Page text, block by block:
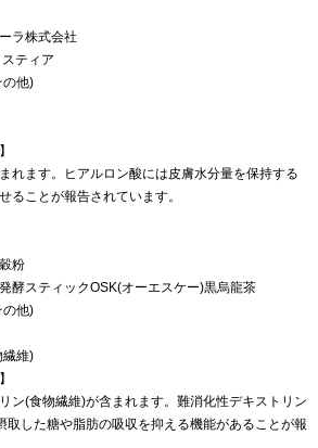
ラ株式会社
ティア
の他)
れます。ヒアルロン酸には皮膚水分量を保持する
ることが報告されています。
粉
酵スティックOSK(オーエスケー)黒烏龍茶
の他)
繊維)
ン(食物繊維)が含まれます。難消化性デキストリン
取した糖や脂肪の吸収を抑える機能があることが報